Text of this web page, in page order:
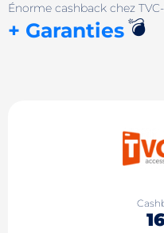
Énorme cashback chez
+ Garanties💣